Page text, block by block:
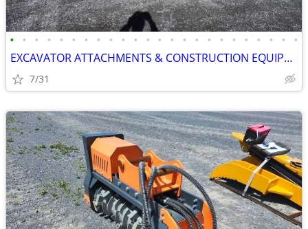
• • • • • • • • • • • • • • • • • • • • • • • •
EXCAVATOR ATTACHMENTS & CONSTRUCTION EQUIPMENT ON SALE!!!
7/31